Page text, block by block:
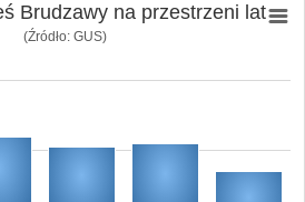
Brudzawy na przestrzeni lat
(Źródło: GUS)